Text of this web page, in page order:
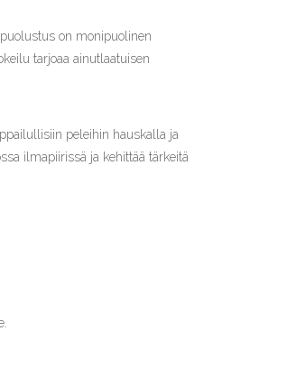
on monipuolinen
tarjoaa ainutlaatuisen
peleihin hauskalla ja
ilmapiirissä ja kehittää tärkeitä